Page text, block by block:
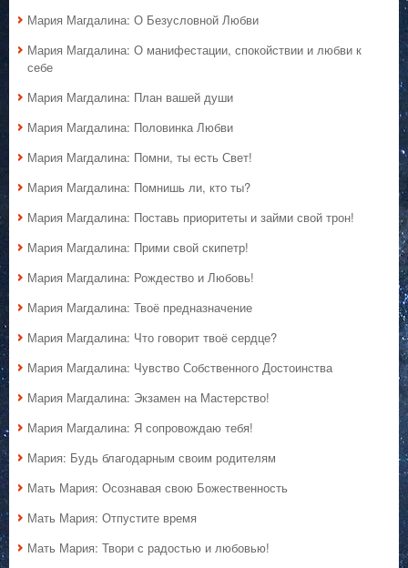
Мария Магдалина: О Безусловной Любви
Мария Магдалина: О манифестации, спокойствии и любви к
себе
Мария Магдалина: План вашей души
Мария Магдалина: Половинка Любви
Мария Магдалина: Помни, ты есть Свет!
Мария Магдалина: Помнишь ли, кто ты?
Мария Магдалина: Поставь приоритеты и займи свой трон!
Мария Магдалина: Прими свой скипетр!
Мария Магдалина: Рождество и Любовь!
Мария Магдалина: Твоё предназначение
Мария Магдалина: Что говорит твоё сердце?
Мария Магдалина: Чувство Собственного Достоинства
Мария Магдалина: Экзамен на Мастерство!
Мария Магдалина: Я сопровождаю тебя!
Мария: Будь благодарным своим родителям
Мать Мария: Осознавая свою Божественность
Мать Мария: Отпустите время
Мать Мария: Твори с радостью и любовью!